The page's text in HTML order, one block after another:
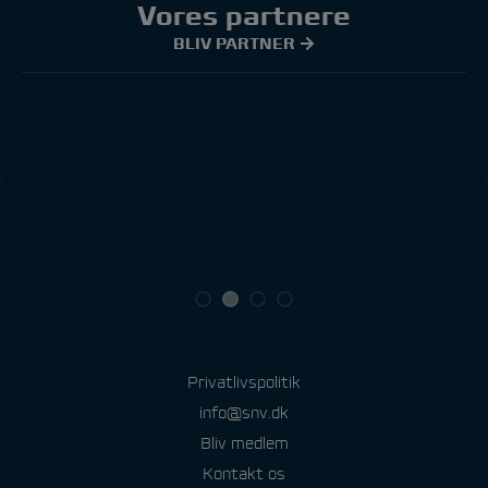
Vores partnere
BLIV PARTNER
Privatlivspolitik
info@snv.dk
Bliv medlem
Kontakt os